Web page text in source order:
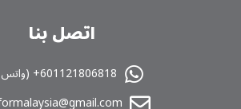
اتصل بنا
601121806818+ (واتس اپ )